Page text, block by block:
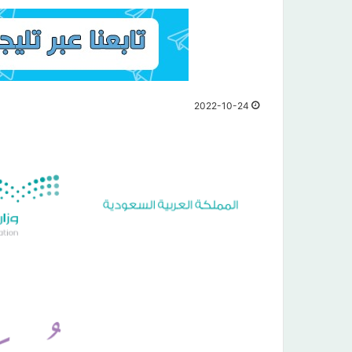
2022-10-24